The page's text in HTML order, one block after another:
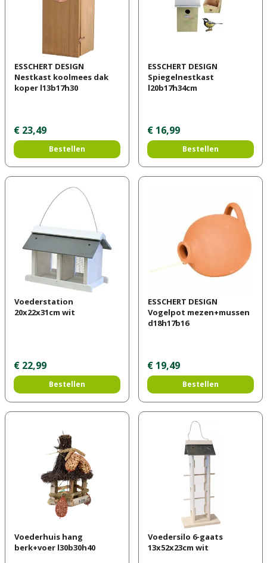
ESSCHERT DESIGN
Nestkast koolmees dak
koper l13b17h30
€ 23,49
Bestellen
ESSCHERT DESIGN
Spiegelnestkast
l20b17h34cm
€ 16,99
Bestellen
Voederstation
20x22x31cm wit
€ 22,99
Bestellen
ESSCHERT DESIGN
Vogelpot mezen+mussen
d18h17b16
€ 19,49
Bestellen
Voederhuis hang
berk+voer l30b30h40
Voedersilo 6-gaats
13x52x23cm wit